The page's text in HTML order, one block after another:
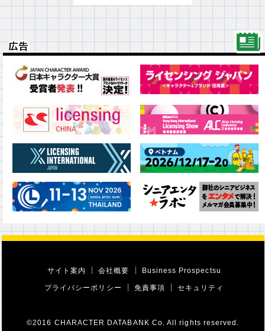
広告
広告
サイト案内 会社概要 Business Prospectsu
プライバシーポリシー 免責事項 セキュリティ
©2016 CHARACTER DATABANK Co. All rights reserved.